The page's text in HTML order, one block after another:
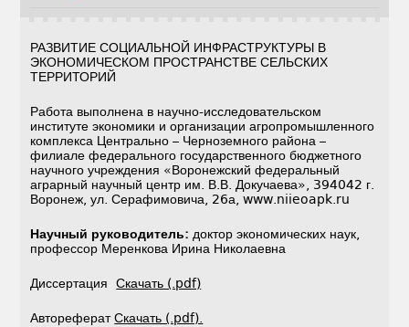
РАЗВИТИЕ СОЦИАЛЬНОЙ ИНФРАСТРУКТУРЫ В
ЭКОНОМИЧЕСКОМ ПРОСТРАНСТВЕ СЕЛЬСКИХ
ТЕРРИТОРИЙ
Работа выполнена в научно-исследовательском
институте экономики и организации агропромышленного
комплекса Центрально – Черноземного района –
филиале федерального государственного бюджетного
научного учреждения «Воронежский федеральный
аграрный научный центр им. В.В. Докучаева», 394042 г.
Воронеж, ул. Серафимовича, 26а, www.niieoapk.ru
Научный руководитель: доктор экономических наук,
профессор Меренкова Ирина Николаевна
ДиссертацияСкачать (.pdf)
АвторефератСкачать (.pdf).